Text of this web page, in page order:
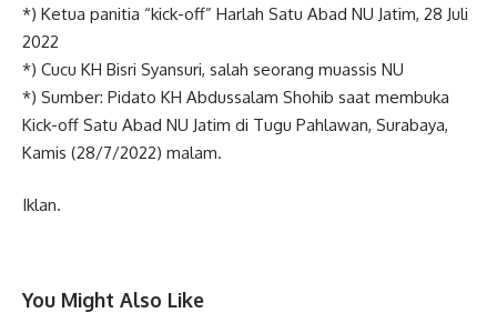
*) Ketua panitia “kick-off” Harlah Satu Abad NU Jatim, 28 Juli
2022
*) Cucu KH Bisri Syansuri, salah seorang muassis NU
*) Sumber: Pidato KH Abdussalam Shohib saat membuka
Kick-off Satu Abad NU Jatim di Tugu Pahlawan, Surabaya,
Kamis (28/7/2022) malam.
Iklan.
You Might Also Like